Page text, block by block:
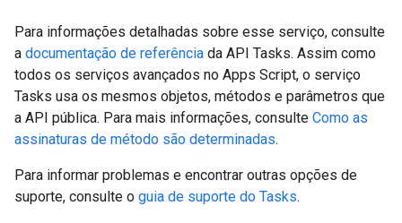
Para informações detalhadas sobre esse serviço, consulte
a documentação de referência da API Tasks. Assim como
todos os serviços avançados no Apps Script, o serviço
Tasks usa os mesmos objetos, métodos e parâmetros que
a API pública. Para mais informações, consulte Como as
assinaturas de método são determinadas.
Para informar problemas e encontrar outras opções de
suporte, consulte o guia de suporte do Tasks.